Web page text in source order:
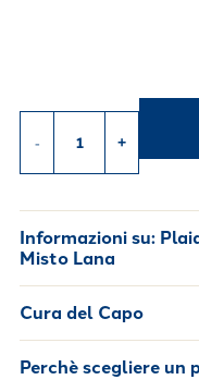
- +
Informazioni su:
Misto Lana
Cura del Capo
Perchè scegliere